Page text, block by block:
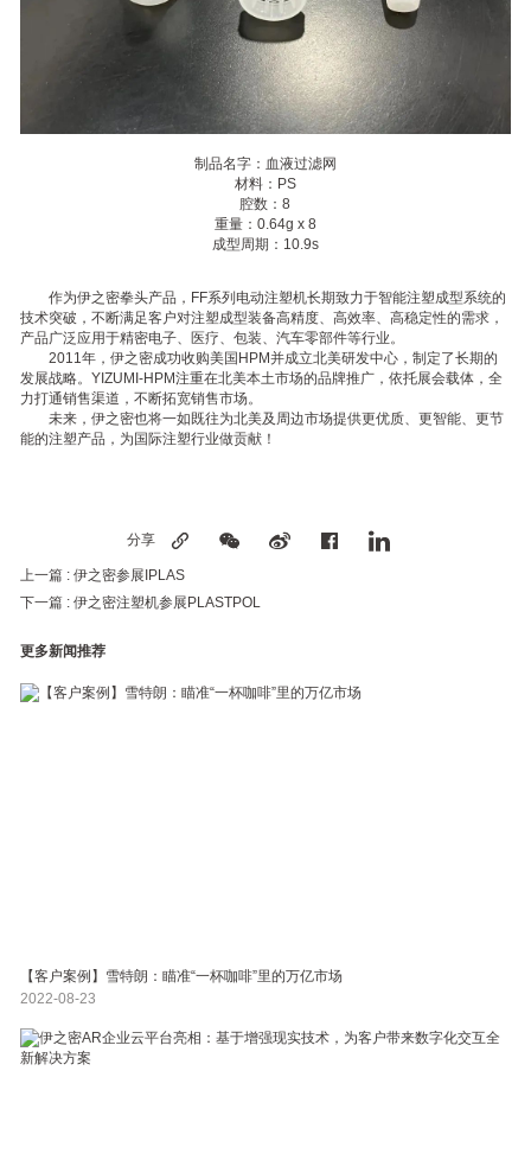
制品名字：血液过滤网
材料：PS
腔数：8
重量：0.64g x 8
成型周期：10.9s
作为伊之密拳头产品，FF系列电动注塑机长期致力于智能注塑成型系统的
技术突破，不断满足客户对注塑成型装备高精度、高效率、高稳定性的需求，
产品广泛应用于精密电子、医疗、包装、汽车零部件等行业。
2011年，伊之密成功收购美国HPM并成立北美研发中心，制定了长期的
发展战略。YIZUMI-HPM注重在北美本土市场的品牌推广，依托展会载体，全
力打通销售渠道，不断拓宽销售市场。
未来，伊之密也将一如既往为北美及周边市场提供更优质、更智能、更节
能的注塑产品，为国际注塑行业做贡献！
分享
上一篇 : 伊之密参展IPLAS
下一篇 : 伊之密注塑机参展PLASTPOL
更多新闻推荐
【客户案例】雪特朗：瞄准“一杯咖啡”里的万亿市场
2022-08-23